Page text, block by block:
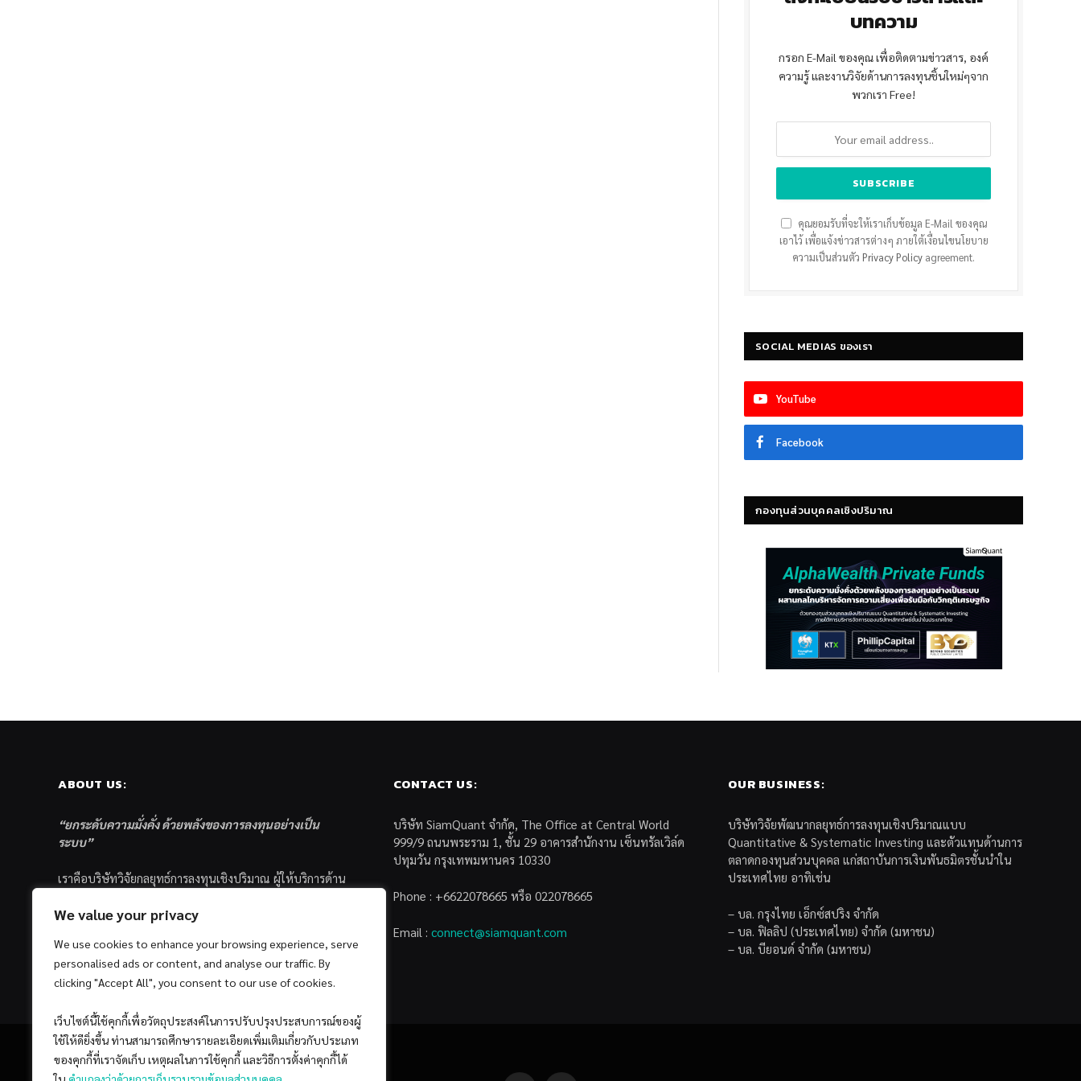
We value your privacy
We use cookies to enhance your browsing experience, serve
personalised ads or content, and analyse our traffic. By
clicking "Accept All", you consent to our use of cookies.
เว็บไซต์นี้ใช้คุกกี้เพื่อวัตถุประสงค์ในการปรับปรุงประสบการณ์ของผู้
ใช้ให้ดียิ่งขึ้น ท่านสามารถศึกษารายละเอียดเพิ่มเติมเกี่ยวกับประเภท
ของคุกกี้ที่เราจัดเก็บ เหตุผลในการใช้คุกกี้ และวิธีการตั้งค่าคุกกี้ได้
บทความ
กรอก E-Mail ของคุณ เพื่อติดตามข่าวสาร, องค์
ความรู้ และงานวิจัยด้านการลงทุนชิ้นใหม่ๆจาก
พวกเรา Free!
คุณยอมรับที่จะให้เราเก็บข้อมูล E-Mail ของคุณ
เอาไว้ เพื่อแจ้งข่าวสารต่างๆ ภายใต้เงื่อนไขนโยบาย
ความเป็นส่วนตัว Privacy Policy agreement.
SOCIAL MEDIAS ของเรา
YouTube
Facebook
กองทุนส่วนบุคคลเชิงปริมาณ
ABOUT US:
“ยกระดับความมั่งคั่ง ด้วยพลังของการลงทุนอย่างเป็น
ระบบ”
เราคือบริษัทวิจัยกลยุทธ์การลงทุนเชิงปริมาณ ผู้ให้บริการด้าน
ส่วนบุคคล ซึ่งมีเป้าหมายที่จะช่วยเหลือให้นักลงทุนไทย
ด้วยแนวคิดและกระบวนการลงทุนอย่างเป็นระบบแบบ
Quantitative & Systematic Investing
CONTACT US:
บริษัท SiamQuant จำกัด, The Office at Central World
999/9 ถนนพระราม 1, ชั้น 29 อาคารสำนักงาน เซ็นทรัลเวิล์ด
ปทุมวัน กรุงเทพมหานคร 10330
Phone : +6622078665 หรือ 022078665
Email : connect@siamquant.com
OUR BUSINESS:
บริษัทวิจัยพัฒนากลยุทธ์การลงทุนเชิงปริมาณแบบ
Quantitative & Systematic Investing และตัวแทนด้านการ
ตลาดกองทุนส่วนบุคคล แก่สถาบันการเงินพันธมิตรชั้นนำใน
ประเทศไทย อาทิเช่น
– บล. กรุงไทย เอ็กซ์สปริง จำกัด
– บล. ฟิลลิป (ประเทศไทย) จำกัด (มหาชน)
– บล. บียอนด์ จำกัด (มหาชน)